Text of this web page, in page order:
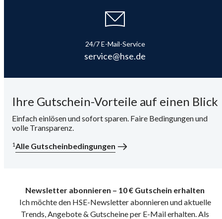
24/7 E-Mail-Service
service@hse.de
Ihre Gutschein-Vorteile auf einen Blick
Einfach einlösen und sofort sparen. Faire Bedingungen und
volle Transparenz.
1Alle Gutscheinbedingungen
Newsletter abonnieren – 10 € Gutschein erhalten
Ich möchte den HSE-Newsletter abonnieren und aktuelle
Trends, Angebote & Gutscheine per E-Mail erhalten. Als